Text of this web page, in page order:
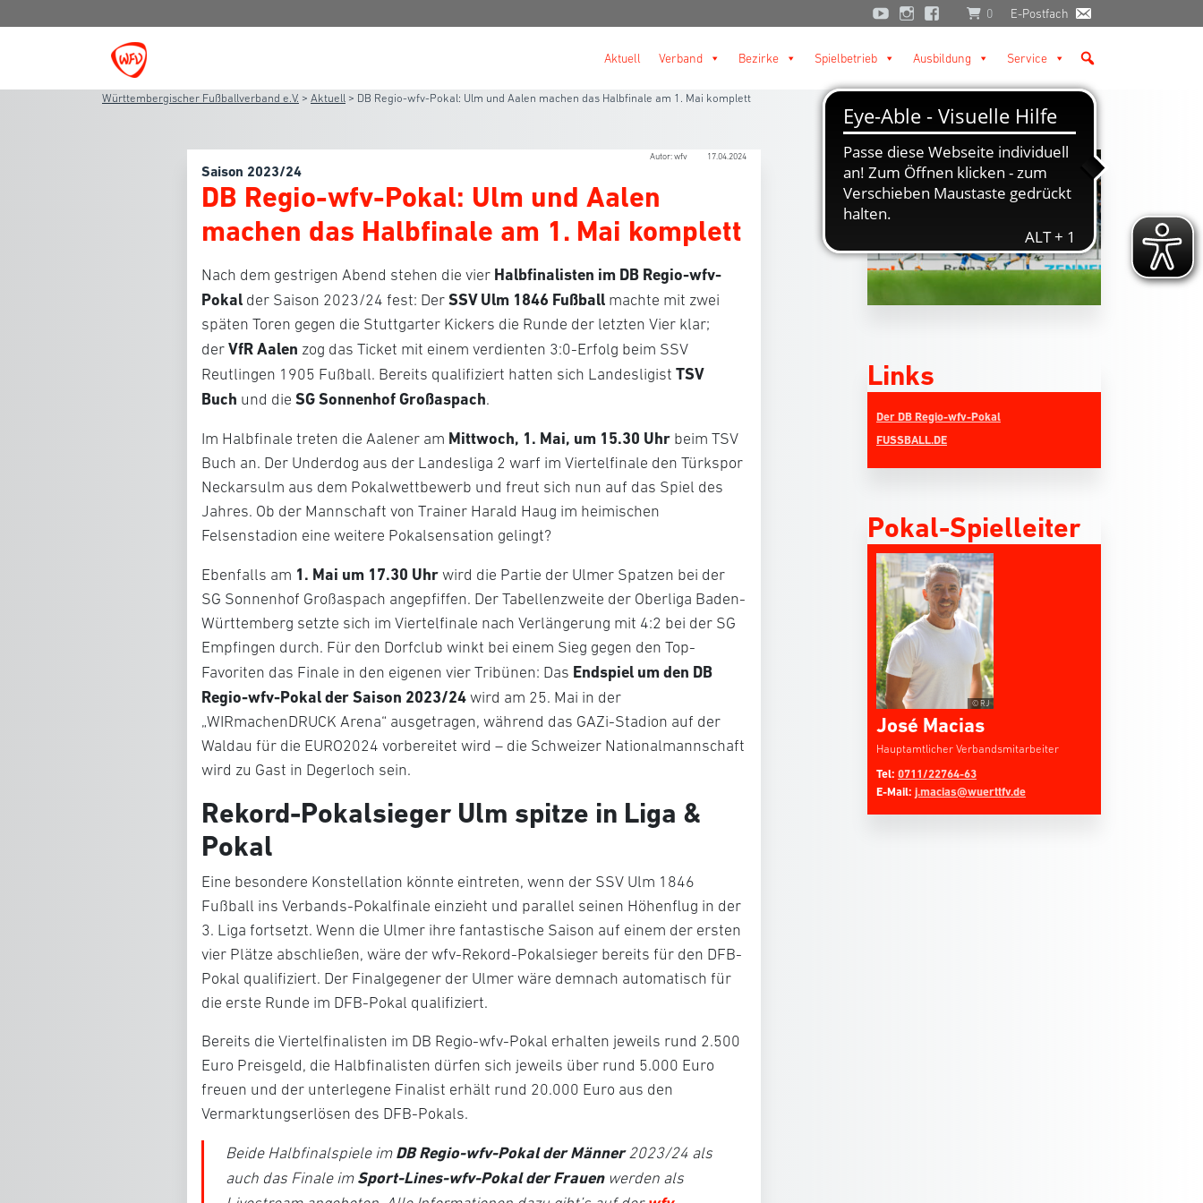
0 E-Postfach
Aktuell Verband Bezirke Spielbetrieb Ausbildung Service
Württembergischer Fußballverband e.V. > Aktuell > DB Regio-wfv-Pokal: Ulm und Aalen machen das Halbfinale am 1. Mai komplett
Autor: wfv 17.04.2024
Saison 2023/24
DB Regio-wfv-Pokal: Ulm und Aalen
machen das Halbfinale am 1. Mai komplett
Nach dem gestrigen Abend stehen die vier Halbfinalisten im DB Regio-wfv-
Pokal der Saison 2023/24 fest: Der SSV Ulm 1846 Fußball machte mit zwei
späten Toren gegen die Stuttgarter Kickers die Runde der letzten Vier klar;
der VfR Aalen zog das Ticket mit einem verdienten 3:0-Erfolg beim SSV
Reutlingen 1905 Fußball. Bereits qualifiziert hatten sich Landesligist TSV
Buch und die SG Sonnenhof Großaspach.
Im Halbfinale treten die Aalener am Mittwoch, 1. Mai, um 15.30 Uhr beim TSV
Buch an. Der Underdog aus der Landesliga 2 warf im Viertelfinale den Türkspor
Neckarsulm aus dem Pokalwettbewerb und freut sich nun auf das Spiel des
Jahres. Ob der Mannschaft von Trainer Harald Haug im heimischen
Felsenstadion eine weitere Pokalsensation gelingt?
Ebenfalls am 1. Mai um 17.30 Uhr wird die Partie der Ulmer Spatzen bei der
SG Sonnenhof Großaspach angepfiffen. Der Tabellenzweite der Oberliga Baden-
Württemberg setzte sich im Viertelfinale nach Verlängerung mit 4:2 bei der SG
Empfingen durch. Für den Dorfclub winkt bei einem Sieg gegen den Top-
Favoriten das Finale in den eigenen vier Tribünen: Das Endspiel um den DB
Regio-wfv-Pokal der Saison 2023/24 wird am 25. Mai in der
„WIRmachenDRUCK Arena“ ausgetragen, während das GAZi-Stadion auf der
Waldau für die EURO2024 vorbereitet wird – die Schweizer Nationalmannschaft
wird zu Gast in Degerloch sein.
Rekord-Pokalsieger Ulm spitze in Liga &
Pokal
Eine besondere Konstellation könnte eintreten, wenn der SSV Ulm 1846
Fußball ins Verbands-Pokalfinale einzieht und parallel seinen Höhenflug in der
3. Liga fortsetzt. Wenn die Ulmer ihre fantastische Saison auf einem der ersten
vier Plätze abschließen, wäre der wfv-Rekord-Pokalsieger bereits für den DFB-
Pokal qualifiziert. Der Finalgegener der Ulmer wäre demnach automatisch für
die erste Runde im DFB-Pokal qualifiziert.
Bereits die Viertelfinalisten im DB Regio-wfv-Pokal erhalten jeweils rund 2.500
Euro Preisgeld, die Halbfinalisten dürfen sich jeweils über rund 5.000 Euro
freuen und der unterlegene Finalist erhält rund 20.000 Euro aus den
Vermarktungserlösen des DFB-Pokals.
Beide Halbfinalspiele im DB Regio-wfv-Pokal der Männer2023/24 als
auch das Finale im Sport-Lines-wfv-Pokal der Frauenwerden als
Links
Der DB Regio-wfv-Pokal
FUSSBALL.DE
Pokal-Spielleiter
© RJ
José Macias
Hauptamtlicher Verbandsmitarbeiter
Tel: 0711/22764-63
E-Mail: j.macias@wuerttfv.de